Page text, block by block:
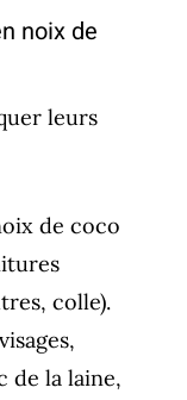
noix de
leurs
de coco
colle).
de la laine,